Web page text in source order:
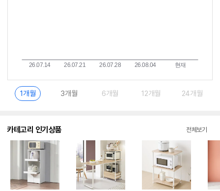
1개월 3개월 6개월 12개월 24개월
카테고리 인기상품 전체보기